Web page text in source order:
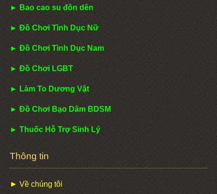
► Bao cao su đôn dên
► Đồ Chơi Tình Dục Nữ
► Đồ Chơi Tình Dục Nam
► Đồ Chơi LGBT
► Làm To Dương Vật
► Đồ Chơi Bạo Dâm BDSM
► Thuốc Hỗ Trợ Sinh Lý
Thông tin
► Về chúng tôi